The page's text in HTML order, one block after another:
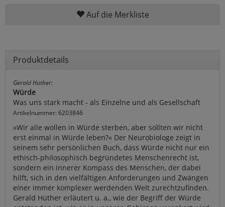
Auf die Merkliste
Produktdetails
Gerald Hüther:
Würde
Was uns stark macht - als Einzelne und als Gesellschaft
Artikelnummer: 6203846
»Wir alle wollen in Würde sterben, aber sollten wir nicht
erst einmal in Würde leben?« Der Neurobiologe zeigt in
seinem sehr persönlichen Buch, dass Würde nicht nur ein
ethisch-philosophisch begründetes Menschenrecht ist,
sondern ein innerer Kompass des Menschen, der dabei
hilft, sich in den vielfältigen Anforderungen und Zwängen
einer immer komplexer werdenden Welt zurechtzufinden.
Gerald Hüther erläutert u. a., wie der Begriff der Würde